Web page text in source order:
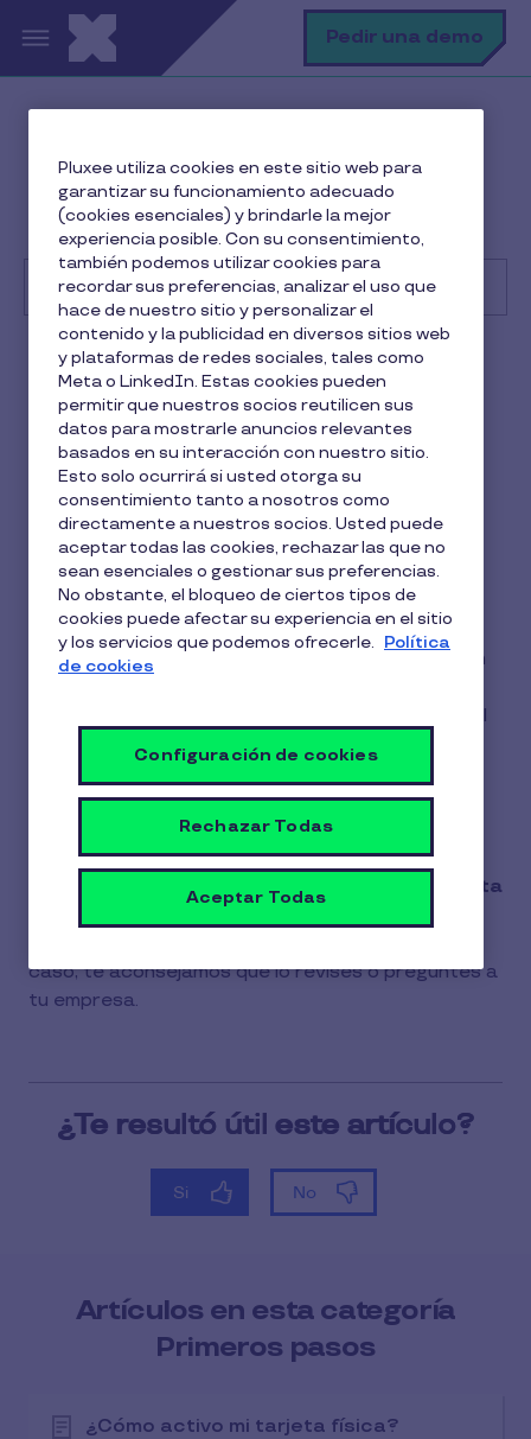
Pasar al contenido principal Pedir una demo
Primeros pasos
¿Utilizar Cobee by Pluxee tiene algún coste para mi o
algún requisito o vinculación?
Buscar
Beneficiario
¿Utilizar Cobee by Pluxee
tiene algún coste para mi o
algún requisito o
vinculación?
1 min de lectura 4 Noviembre 2025
No, no tiene coste ni necesitas cumplir con ningún
Tan solo tienes que descargarte la app y firmar el
contrato de novación para permitir a tu empresa
¡Todo listo para empezar a disfrutar de tus
primera tarjeta física, además de la tarjeta
caso, te aconsejamos que lo revises o preguntes a
tu empresa.
Artículos en esta categoría
Primeros pasos
¿Cómo activo mi tarjeta física?
Pluxee utiliza cookies en este sitio web para
garantizar su funcionamiento adecuado
(cookies esenciales) y brindarle la mejor
experiencia posible. Con su consentimiento,
también podemos utilizar cookies para
recordar sus preferencias, analizar el uso que
hace de nuestro sitio y personalizar el
contenido y la publicidad en diversos sitios web
y plataformas de redes sociales, tales como
Meta o LinkedIn. Estas cookies pueden
permitir que nuestros socios reutilicen sus
datos para mostrarle anuncios relevantes
basados en su interacción con nuestro sitio.
Esto solo ocurrirá si usted otorga su
consentimiento tanto a nosotros como
directamente a nuestros socios. Usted puede
aceptar todas las cookies, rechazar las que no
sean esenciales o gestionar sus preferencias.
No obstante, el bloqueo de ciertos tipos de
cookies puede afectar su experiencia en el sitio
y los servicios que podemos ofrecerle. Política
de cookies
Configuración de cookies
Rechazar Todas
Aceptar Todas